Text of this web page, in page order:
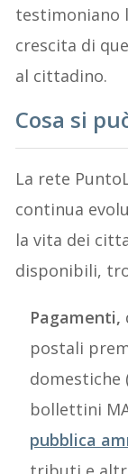
testimoniano
crescita di
al cittadino.
Cosa si
La rete
continua
la vita dei
disponibili,
Pagamenti,
postali
domestiche
bollettini
pubblica